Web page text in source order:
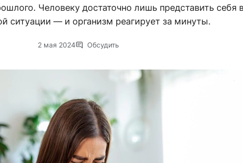
Человеку достаточно лишь представить себя
ситуации — и организм реагирует за минуты.
2 мая 2024 Обсудить